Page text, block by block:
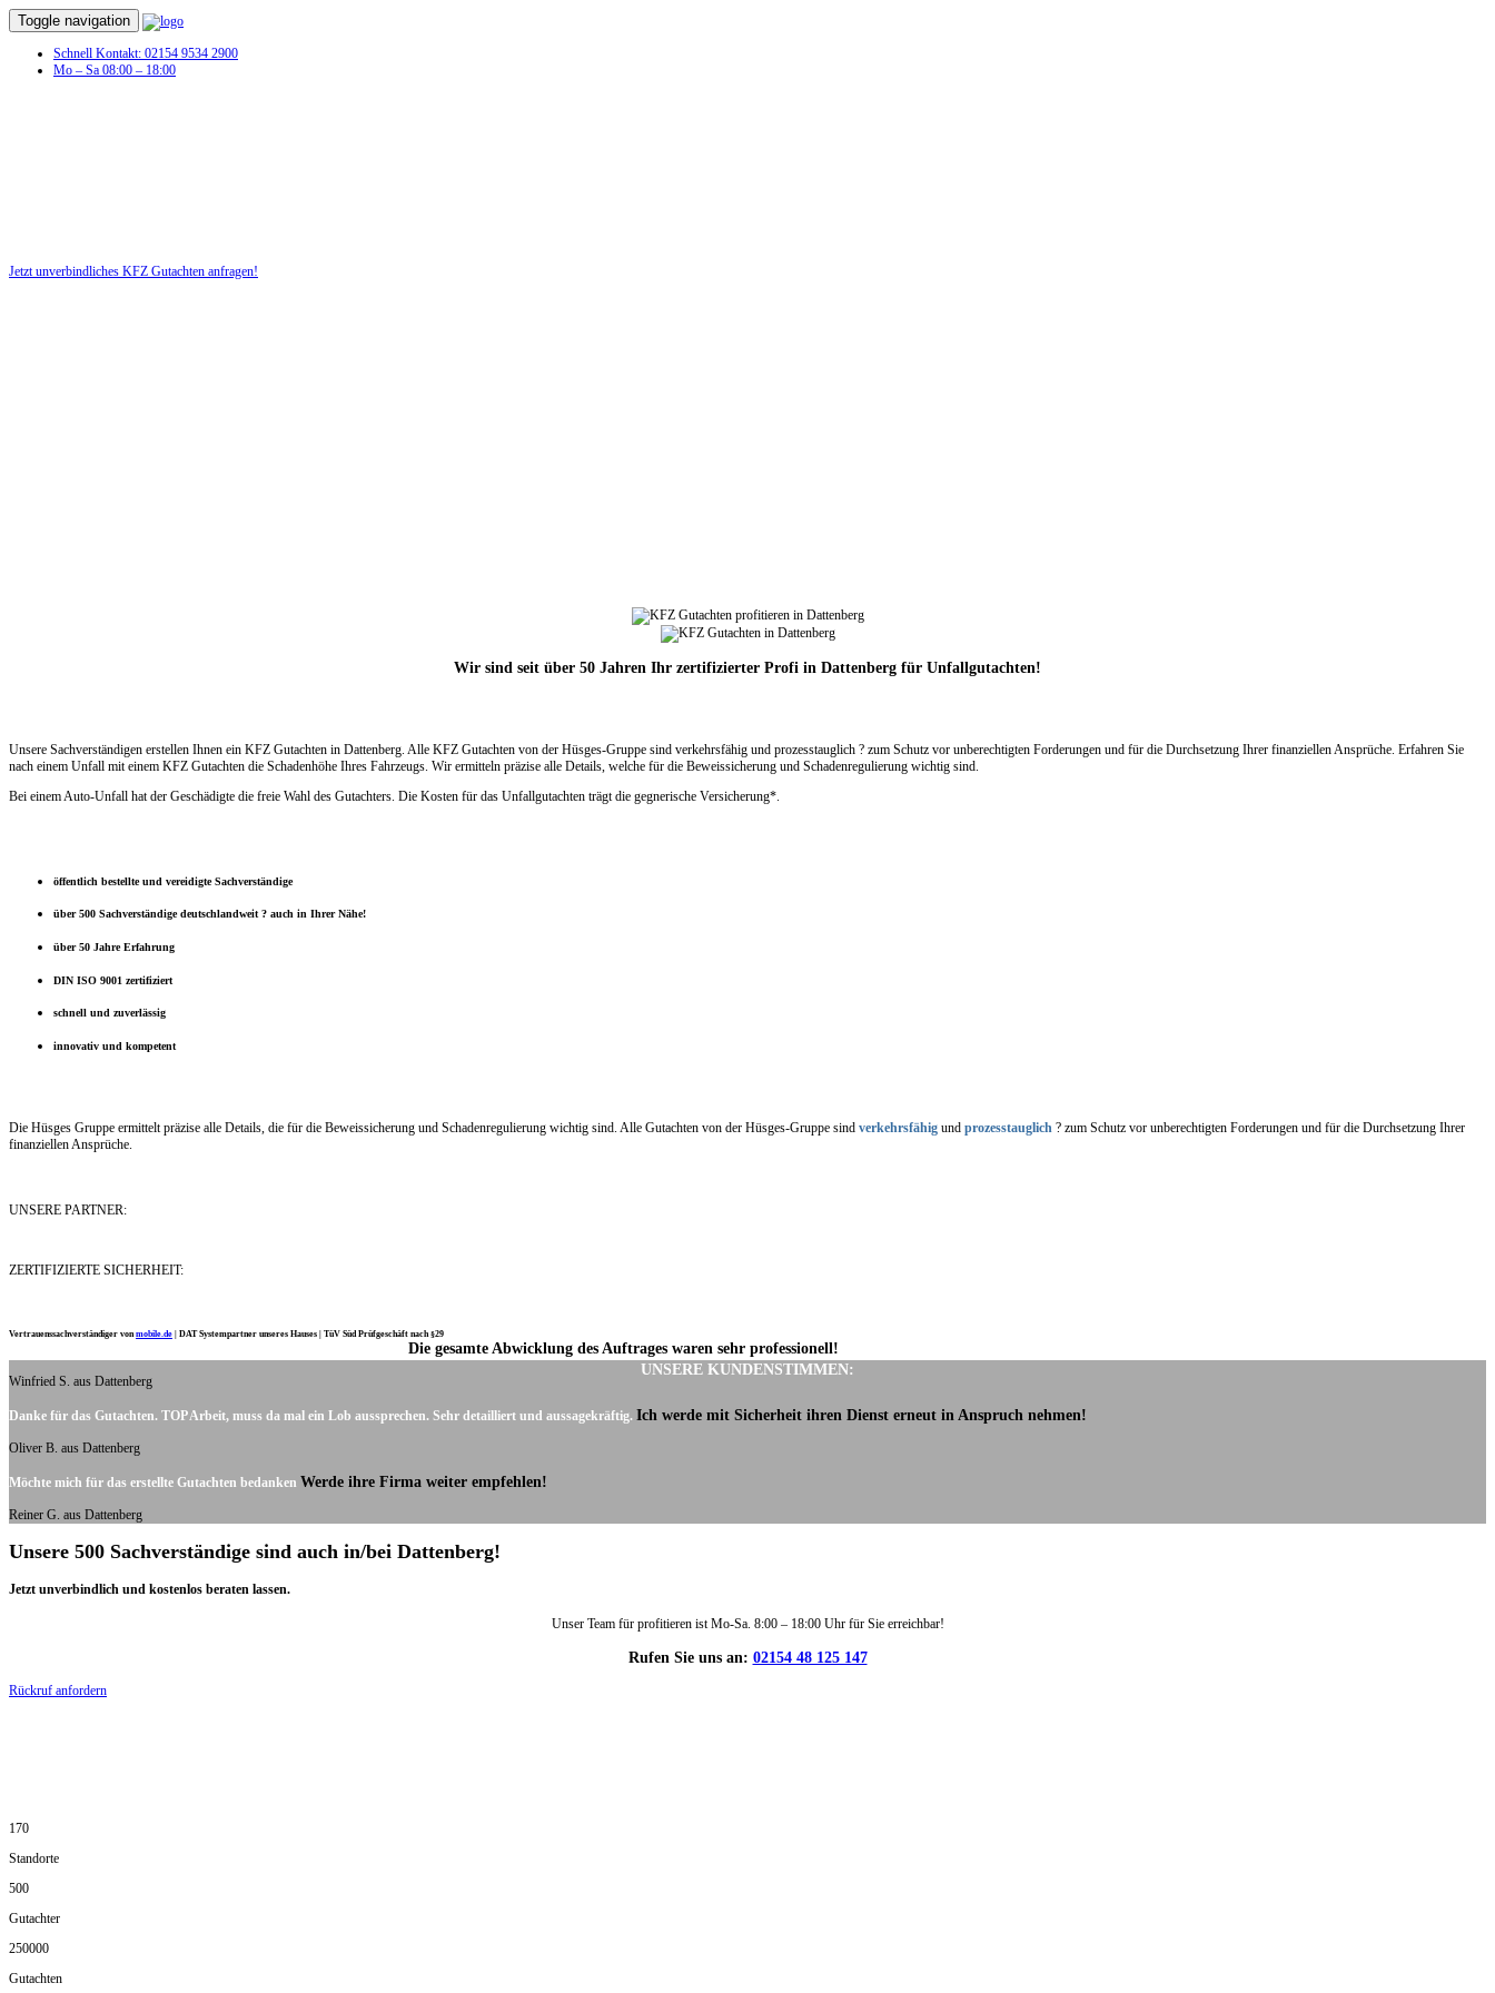
Toggle navigation
Schnell Kontakt: 02154 9534 2900
Mo – Sa 08:00 – 18:00
Jetzt unverbindliches KFZ Gutachten anfragen!
Wir sind seit über 50 Jahren Ihr zertifizierter Profi in Dattenberg für Unfallgutachten!
Unsere Sachverständigen erstellen Ihnen ein KFZ Gutachten in Dattenberg. Alle KFZ Gutachten von der Hüsges-Gruppe sind verkehrsfähig und prozesstauglich ? zum Schutz vor unberechtigten Forderungen und für die Durchsetzung Ihrer finanziellen Ansprüche. Erfahren Sie
nach einem Unfall mit einem KFZ Gutachten die Schadenhöhe Ihres Fahrzeugs. Wir ermitteln präzise alle Details, welche für die Beweissicherung und Schadenregulierung wichtig sind.
Bei einem Auto-Unfall hat der Geschädigte die freie Wahl des Gutachters. Die Kosten für das Unfallgutachten trägt die gegnerische Versicherung*.
öffentlich bestellte und vereidigte Sachverständige
über 500 Sachverständige deutschlandweit ? auch in Ihrer Nähe!
über 50 Jahre Erfahrung
DIN ISO 9001 zertifiziert
schnell und zuverlässig
innovativ und kompetent
Die Hüsges Gruppe ermittelt präzise alle Details, die für die Beweissicherung und Schadenregulierung wichtig sind. Alle Gutachten von der Hüsges-Gruppe sind verkehrsfähig und prozesstauglich ? zum Schutz vor unberechtigten Forderungen und für die Durchsetzung Ihrer
finanziellen Ansprüche.
UNSERE PARTNER:
ZERTIFIZIERTE SICHERHEIT:
Vertrauenssachverständiger vonmobile.de DAT Systempartner unseres Hauses | TüV Süd Prüfgeschäft nach §29
UNSERE KUNDENSTIMMEN:
Die gesamte Abwicklung des Auftrages waren sehr professionell!
Winfried S. aus Dattenberg
Danke für das Gutachten. TOP Arbeit, muss da mal ein Lob aussprechen. Sehr detailliert und aussagekräftig. Ich werde mit Sicherheit ihren Dienst erneut in Anspruch nehmen!
Oliver B. aus Dattenberg
Möchte mich für das erstellte Gutachten bedanken Werde ihre Firma weiter empfehlen!
Reiner G. aus Dattenberg
Unsere 500 Sachverständige sind auch in/bei Dattenberg!
Jetzt unverbindlich und kostenlos beraten lassen.
Unser Team für profitieren ist Mo-Sa. 8:00 – 18:00 Uhr für Sie erreichbar!
Rufen Sie uns an: 02154 48 125 147
Rückruf anfordern
170
Standorte
500
Gutachter
250000
Gutachten